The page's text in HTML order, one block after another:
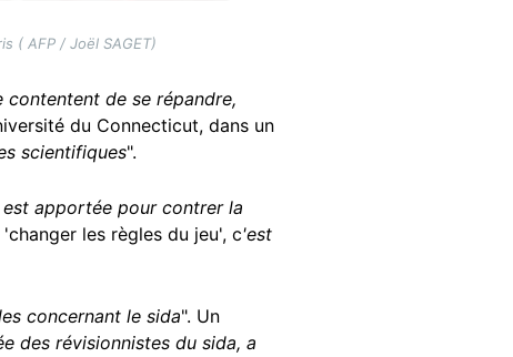
( AFP / Joël SAGET)
de se répandre,
du Connecticut, dans un
scientifiques".
apportée pour contrer la
'changer les règles du jeu', c'est
concernant le sida". Un
des révisionnistes du sida, a